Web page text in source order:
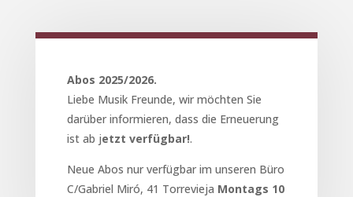
Abos 2025/2026.
Liebe Musik Freunde, wir möchten Sie
darüber informieren, dass die Erneuerung
ist ab jetzt verfügbar!.
Neue Abos nur verfügbar im unseren Büro
C/Gabriel Miró, 41 Torrevieja Montags 10